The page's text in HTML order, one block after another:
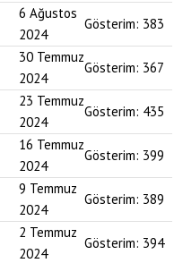
6 Ağustos
2024
Gösterim: 383
30 Temmuz
2024
Gösterim: 367
23 Temmuz
2024
Gösterim: 435
16 Temmuz
2024
Gösterim: 399
9 Temmuz
2024
Gösterim: 389
2 Temmuz
2024
Gösterim: 394